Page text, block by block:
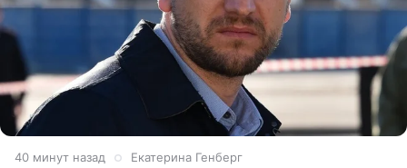
40 минут назад Екатерина Генберг